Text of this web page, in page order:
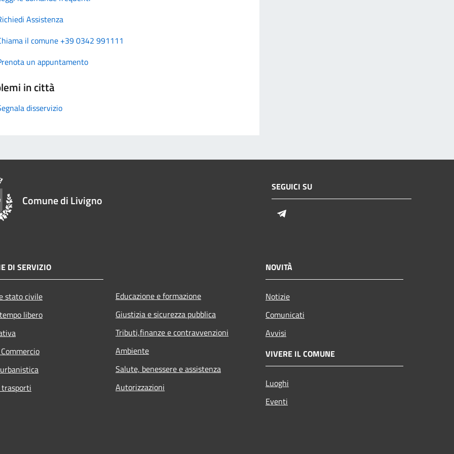
Assistenza
il comune +39 0342 991111
un appuntamento
in città
disservizio
Comune di Livigno
SEGUICI SU
DI SERVIZIO
stato civile
libero
Educazione e formazione
Giustizia e sicurezza pubblica
Tributi,finanze e contravvenzioni
Ambiente
Salute, benessere e assistenza
Autorizzazioni
NOVITÀ
Notizie
Comunicati
Avvisi
VIVERE IL COMUNE
Luoghi
Eventi